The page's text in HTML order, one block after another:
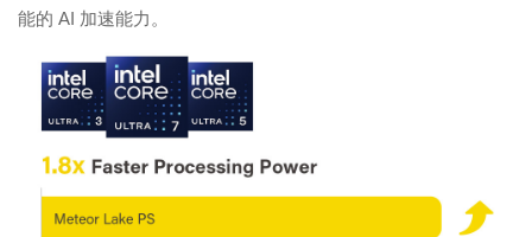
能的 AI 加速能力。